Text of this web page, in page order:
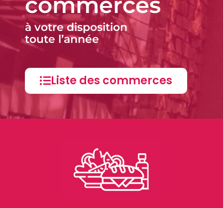
à votre disposition
toute l’année
Liste des commerces